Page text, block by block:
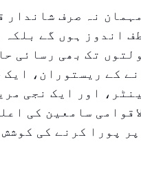
نہ صرف شاندار
اندوز ہوں گے بلکہ
تک بھی رسائی
کے ریستوران، ایک
اور ایک نجی
سامعین کی
پورا کرنے کی